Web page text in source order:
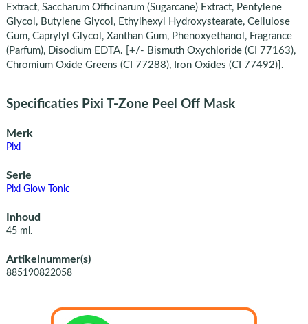
Extract, Saccharum Officinarum (Sugarcane) Extract, Pentylene
Glycol, Butylene Glycol, Ethylhexyl Hydroxystearate, Cellulose
Gum, Caprylyl Glycol, Xanthan Gum, Phenoxyethanol, Fragrance
(Parfum), Disodium EDTA. [+/- Bismuth Oxychloride (CI 77163),
Chromium Oxide Greens (CI 77288), Iron Oxides (CI 77492)].
Specificaties Pixi T-Zone Peel Off Mask
Merk
Pixi
Serie
Pixi Glow Tonic
Inhoud
45 ml.
Artikelnummer(s)
885190822058